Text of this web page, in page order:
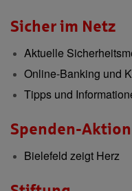
Sicher im Netz
Aktuelle
Online-Banking und
Tipps und
Spenden-Aktion
Bielefeld zeigt Herz